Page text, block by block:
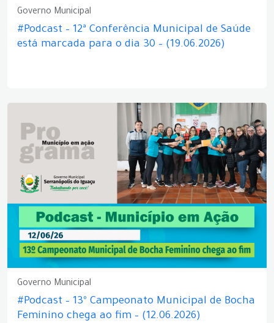
Governo Municipal
#Podcast – 12ª Conferência Municipal de Saúde
está marcada para o dia 30 – (19.06.2026)
Governo Municipal
#Podcast – 13º Campeonato Municipal de Bocha
Feminino chega ao fim – (12.06.2026)